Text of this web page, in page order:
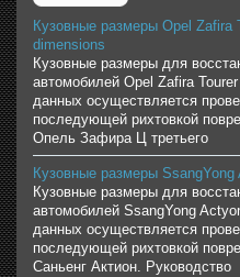
Кузовные размеры Opel Zafira
dimensions
Кузовные размеры для
автомобилей Opel Zafira
данных осуществляется
последующей рихтовкой
Опель Зафира Ц третьего
Кузовные размеры SsangYong
Кузовные размеры для
автомобилей SsangYong
данных осуществляется
последующей рихтовкой
Саньенг Актион. Руководство